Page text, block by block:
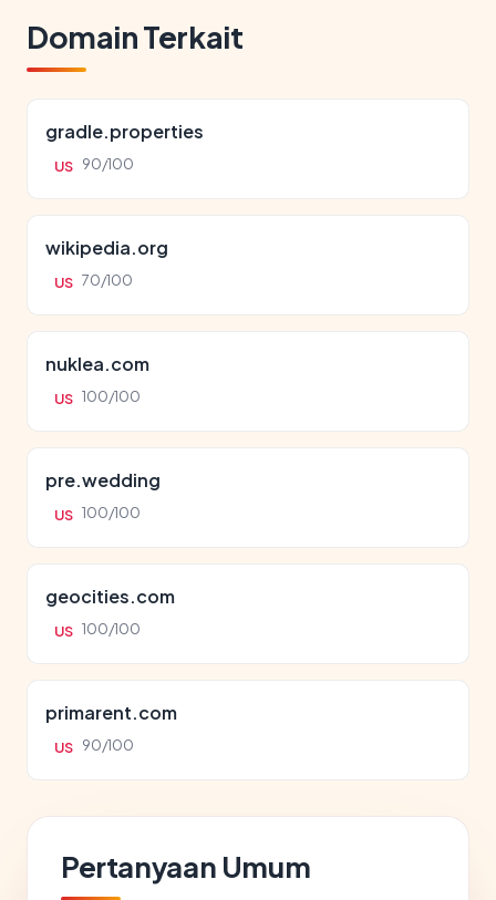
Domain Terkait
gradle.properties
US 90/100
wikipedia.org
US 70/100
nuklea.com
US 100/100
pre.wedding
US 100/100
geocities.com
US 100/100
primarent.com
US 90/100
Pertanyaan Umum